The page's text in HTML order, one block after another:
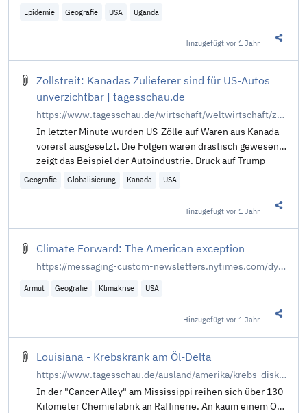
Epidemie Geografie USA Uganda
Hinzugefügtvor 1 Jahr
Zollstreit: Kanadas Zulieferer sind für US-Autos
unverzichtbar | tagesschau.de
https://www.tagesschau.de/wirtschaft/weltwirtschaft/zoelle-trump-mexiko-kanada-100.html
In letzter Minute wurden US-Zölle auf Waren aus Kanada
vorerst ausgesetzt. Die Folgen wären drastisch gewesen,
zeigt das Beispiel der Autoindustrie. Druck auf Trump
wäre vor allem aus den USA gekommen. Von M.
Geografie Globalisierung Kanada USA
Hinzugefügtvor 1 Jahr
Climate Forward: The American exception
https://messaging-custom-newsletters.nytimes.com/dynamic/render?productCode=CLIM&uri=nyt%3A%2F%2Fnewsletter%2F19a27f7b-0886-5081-be5a-a99a6966dc20
Armut Geografie Klimakrise USA
Hinzugefügtvor 1 Jahr
Louisiana - Krebskrank am Öl-Delta
https://www.tagesschau.de/ausland/amerika/krebs-diskriminierung-usa-100.html
In der "Cancer Alley" am Mississippi reihen sich über 130
Kilometer Chemiefabrik an Raffinerie. An kaum einem Ort